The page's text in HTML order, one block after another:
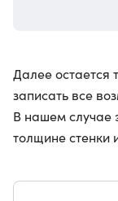
Далее остается
записать все
В нашем случае
толщине стенки